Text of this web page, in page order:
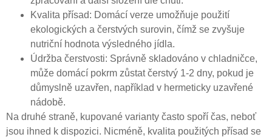
Kvalita přísad: Domácí verze umožňuje použití
ekologických a čerstvých surovin, čímž se zvyšuje
nutriční hodnota výsledného jídla.
Údržba čerstvosti: Správně skladováno v chladničce,
může domácí pokrm zůstat čerstvý 1-2 dny, pokud je
důmyslně uzavřen, například v hermeticky uzavřené
nádobě.
Na druhé straně, kupované varianty často spoří čas, neboť
jsou ihned k dispozici. Nicméně, kvalita použitých přísad se